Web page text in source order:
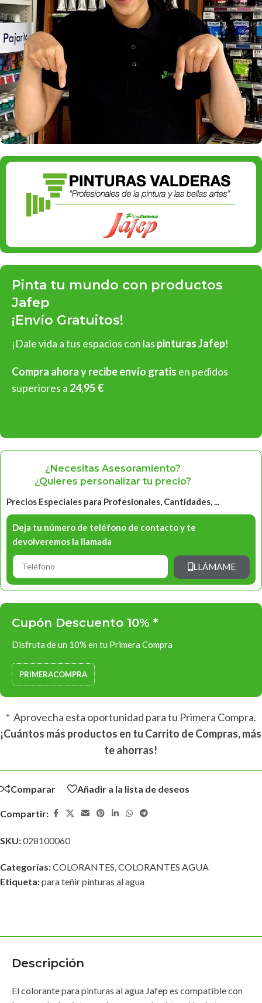
Pinta tu mundo con productos
Jafep
¡Envío Gratuitos!
¡Dale vida a tus espacios con las pinturas Jafep!
Compra ahora y recibe envío gratis en pedidos
superiores a 24,95 €
¿Necesitas Asesoramiento?
¿Quieres personalizar tu precio?
Precios Especiales para Profesionales, Cantidades, ...
Deja tu número de teléfono de contacto y te
devolveremos la llamada
LLÁMAME
Cupón Descuento 10% *
Disfruta de un 10% en tu Primera Compra
PRIMERACOMPRA
* Aprovecha esta oportunidad para tu Primera Compra.
¡Cuántos más productos en tu Carrito de Compras, más
te ahorras!
Comparar Añadir a la lista de deseos
Compartir:
SKU:028100060
Categorías:COLORANTES,COLORANTES AGUA
Etiqueta:para teñir pinturas al agua
Descripción
El colorante para pinturas al agua Jafep es compatible con